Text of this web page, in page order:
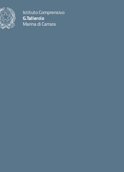
Istituto Comprensivo
G.Taliercio
Marina di Carrara